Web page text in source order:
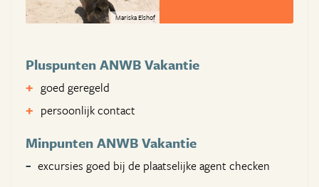
Mariska Elshof
Pluspunten ANWB Vakantie
goed geregeld
persoonlijk contact
Minpunten ANWB Vakantie
excursies goed bij de plaatselijke agent checken